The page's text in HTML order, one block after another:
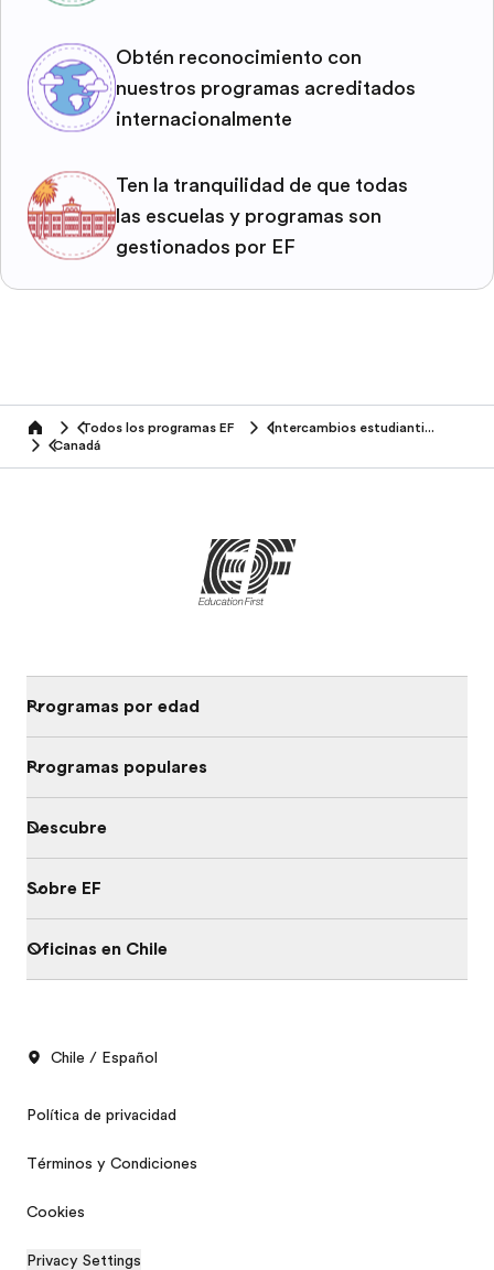
Obtén reconocimiento con
nuestros programas acreditados
internacionalmente
Ten la tranquilidad de que todas
las escuelas y programas son
gestionados por EF
home Todos los programas EF
Intercambios estudiantiles
Canadá
Programas por edad
Programas populares
Descubre
Sobre EF
Oficinas en Chile
Chile / Español
Política de privacidad
Términos y Condiciones
Cookies
Privacy Settings